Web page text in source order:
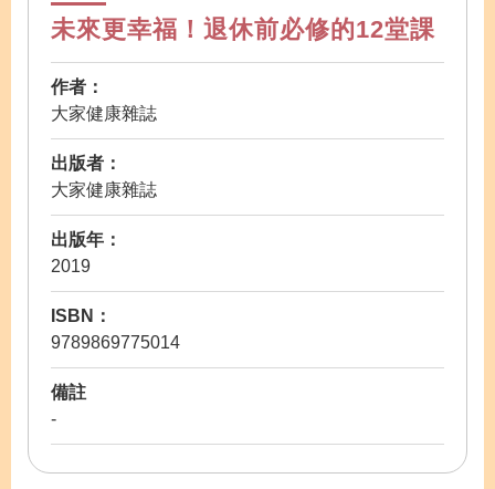
未來更幸福！退休前必修的12堂課
作者：
大家健康雜誌
出版者：
大家健康雜誌
出版年：
2019
ISBN：
9789869775014
備註
-